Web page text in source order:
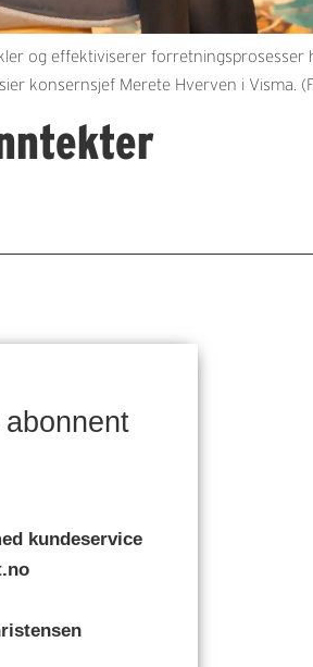
og effektiviserer forretningsprosesser
konsernsjef Merete Hverven i Visma.
kundeservice